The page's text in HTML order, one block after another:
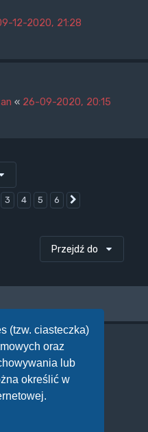
(tzw. ciasteczka)
oraz
lub
określić w
12-2020, 21:28
« 26-09-2020, 20:15
3 4 5 6
Przejdź do
tematów
postów